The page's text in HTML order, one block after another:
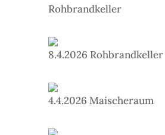
Rohbrandkeller
8.4.2026 Rohbrandkeller
4.4.2026 Maischeraum